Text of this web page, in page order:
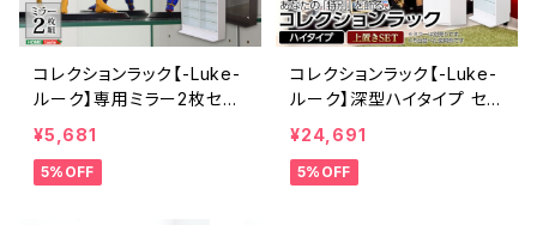
コレクションラック【-Luke-
ルーク】専用ミラー2枚セッ
ト（ロータイプ用/深型・浅型
共通）CLR-900M
¥5,681
5%OFF
コレクションラック【-Luke-
ルーク】深型ハイタイプ セッ
ト（本体+上置き） CLR-D-
485SET
¥24,691
5%OFF